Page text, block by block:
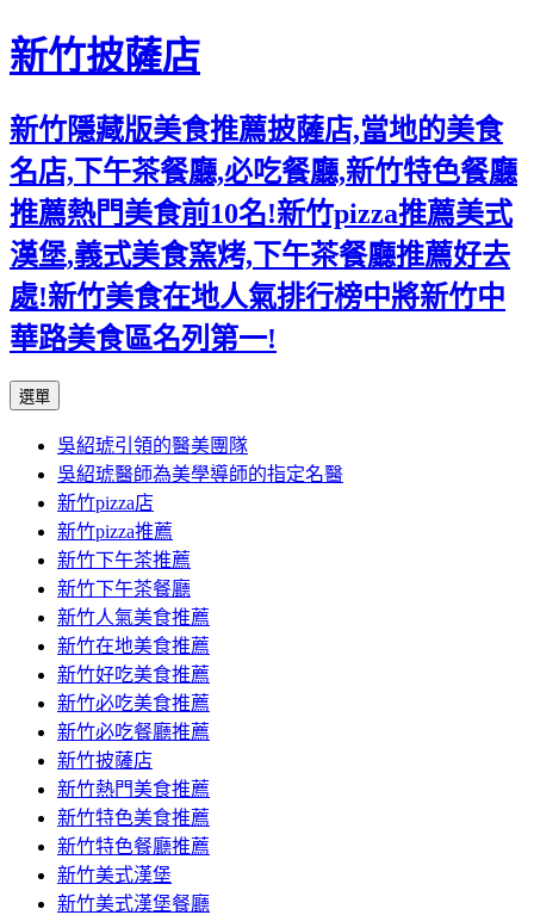
新竹披薩店
新竹隱藏版美食推薦披薩店,當地的美食
名店,下午茶餐廳,必吃餐廳,新竹特色餐廳
推薦熱門美食前10名!新竹pizza推薦美式
漢堡,義式美食窯烤,下午茶餐廳推薦好去
處!新竹美食在地人氣排行榜中將新竹中
華路美食區名列第一!
選單
主
要
內
容
吳紹琥引領的醫美團隊
吳紹琥醫師為美學導師的指定名醫
新竹pizza店
新竹pizza推薦
新竹下午茶推薦
新竹下午茶餐廳
新竹人氣美食推薦
新竹在地美食推薦
新竹好吃美食推薦
新竹必吃美食推薦
新竹必吃餐廳推薦
新竹披薩店
新竹熱門美食推薦
新竹特色美食推薦
新竹特色餐廳推薦
新竹美式漢堡
新竹美式漢堡餐廳